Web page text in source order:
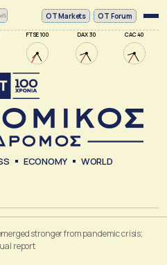
FTSE 100 DAX 30 CAC 40
ΟΤ Markets OT Forum
ECONOMY WORLD
stronger from pandemic crisis;
report